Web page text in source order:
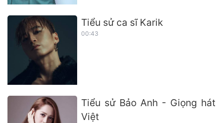
Tiểu sử ca sĩ Karik
00:43
Tiểu sử Bảo Anh - Giọng hát
Việt